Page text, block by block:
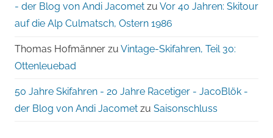
- der Blog von Andi Jacomet zu Vor 40 Jahren: Skitour
auf die Alp Culmatsch, Ostern 1986
Thomas Hofmänner zu Vintage-Skifahren, Teil 30:
Ottenleuebad
50 Jahre Skifahren - 20 Jahre Racetiger - JacoBlök -
der Blog von Andi Jacomet zu Saisonschluss